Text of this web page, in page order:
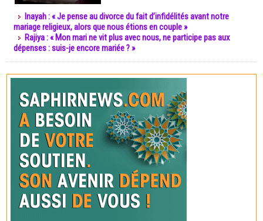
Inayah : « Je pense au divorce du fait d’infidélités avant notre
mariage religieux, alors que nous étions en couple »
Rajiya : « Mon mari ne vit plus avec nous, ne participe pas aux
dépenses : suis-je encore mariée ? »